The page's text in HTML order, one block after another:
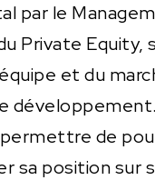
par le
Private Equity,
et du
de
sa position sur